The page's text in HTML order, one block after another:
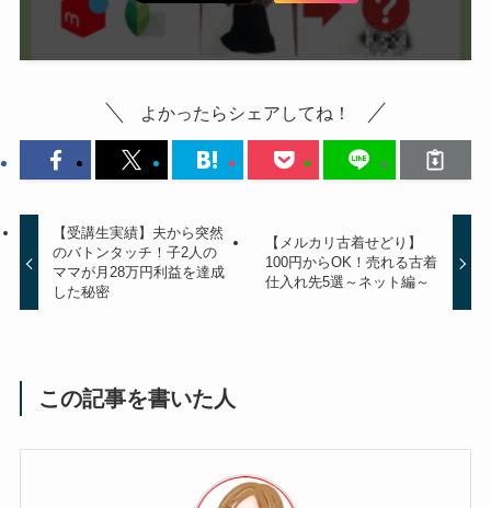
よかったらシェアしてね！
【受講生実績】夫から突然
のバトンタッチ！子2人の
ママが月28万円利益を達成
した秘密
【メルカリ古着せどり】
100円からOK！売れる古着
仕入れ先5選～ネット編～
この記事を書いた人